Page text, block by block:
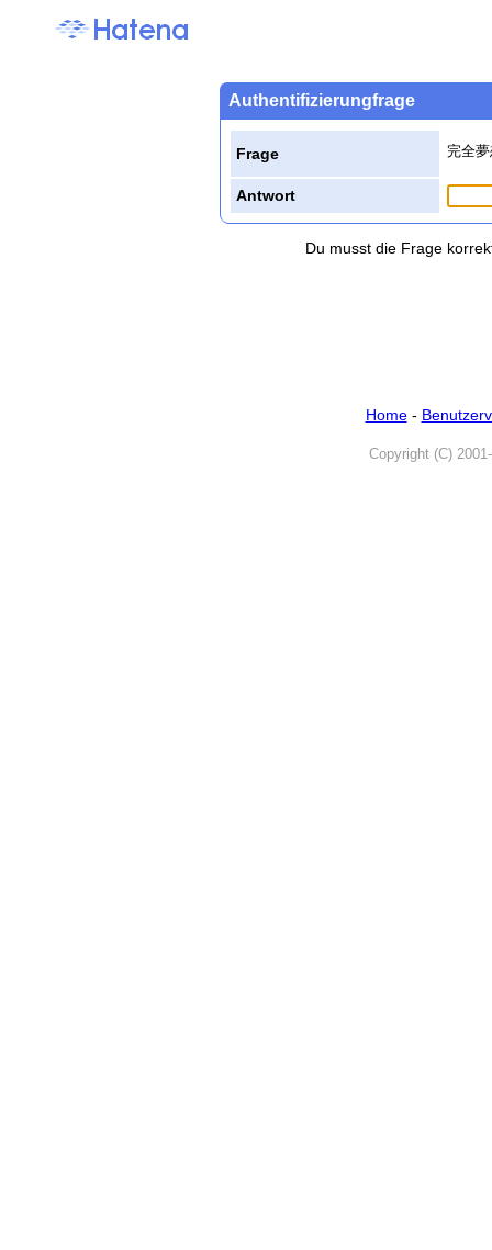
Authentifizierungfrage
Frage 完全
Antwort
Du musst die Frage
Home-
Copyright (C)